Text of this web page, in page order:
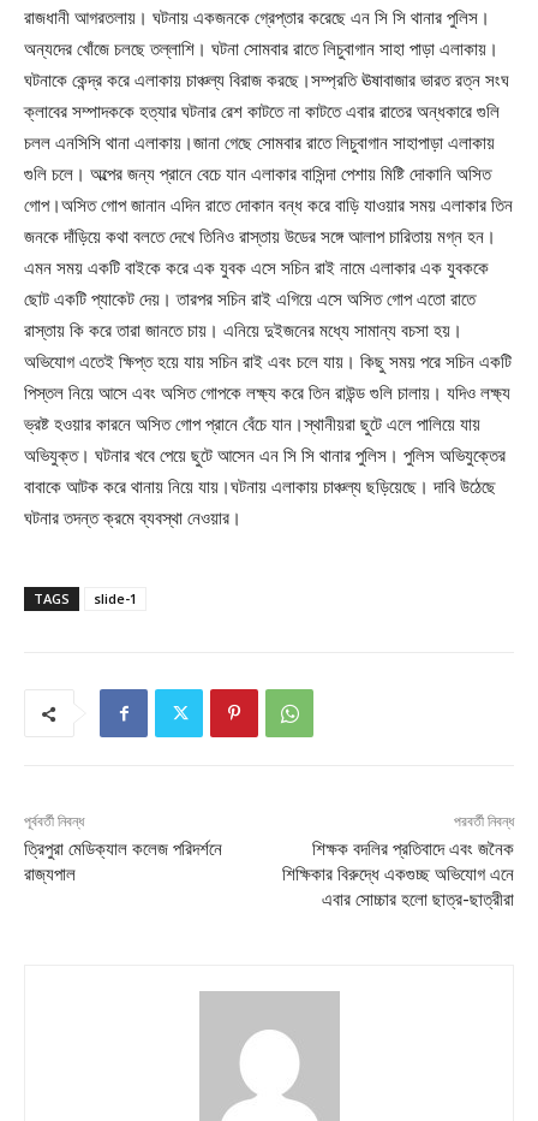
রাজধানী আগরতলায়। ঘটনায় একজনকে গ্রেপ্তার করেছে এন সি সি থানার পুলিস।
অন্যদের খোঁজে চলছে তল্লাশি। ঘটনা সোমবার রাতে লিচুবাগান সাহা পাড়া এলাকায়।
ঘটনাকে কেন্দ্র করে এলাকায় চাঞ্চল্য বিরাজ করছে।সম্প্রতি ঊষাবাজার ভারত রত্ন সংঘ
ক্লাবের সম্পাদককে হত্যার ঘটনার রেশ কাটতে না কাটতে এবার রাতের অন্ধকারে গুলি
চলল এনসিসি থানা এলাকায়।জানা গেছে সোমবার রাতে লিচুবাগান সাহাপাড়া এলাকায়
গুলি চলে। অল্পের জন্য প্রানে বেচে যান এলাকার বাসিন্দা পেশায় মিষ্টি দোকানি অসিত
গোপ।অসিত গোপ জানান এদিন রাতে দোকান বন্ধ করে বাড়ি যাওয়ার সময় এলাকার তিন
জনকে দাঁড়িয়ে কথা বলতে দেখে তিনিও রাস্তায় উডের সঙ্গে আলাপ চারিতায় মগ্ন হন।
এমন সময় একটি বাইকে করে এক যুবক এসে সচিন রাই নামে এলাকার এক যুবককে
ছোট একটি প্যাকেট দেয়। তারপর সচিন রাই এগিয়ে এসে অসিত গোপ এতো রাতে
রাস্তায় কি করে তারা জানতে চায়। এনিয়ে দুইজনের মধ্যে সামান্য বচসা হয়।
অভিযোগ এতেই ক্ষিপ্ত হয়ে যায় সচিন রাই এবং চলে যায়। কিছু সময় পরে সচিন একটি
পিস্তল নিয়ে আসে এবং অসিত গোপকে লক্ষ্য করে তিন রাউন্ড গুলি চালায়। যদিও লক্ষ্য
ভ্রষ্ট হওয়ার কারনে অসিত গোপ প্রানে বেঁচে যান।স্থানীয়রা ছুটে এলে পালিয়ে যায়
অভিযুক্ত। ঘটনার খবে পেয়ে ছুটে আসেন এন সি সি থানার পুলিস। পুলিস অভিযুক্তের
বাবাকে আটক করে থানায় নিয়ে যায়।ঘটনায় এলাকায় চাঞ্চল্য ছড়িয়েছে। দাবি উঠেছে
ঘটনার তদন্ত ক্রমে ব্যবস্থা নেওয়ার।
TAGS slide-1
পূর্ববর্তী নিবন্ধ
ত্রিপুরা মেডিক্যাল কলেজ পরিদর্শনে
রাজ্যপাল
পরবর্তী নিবন্ধ
শিক্ষক বদলির প্রতিবাদে এবং জনৈক
শিক্ষিকার বিরুদ্ধে একগুচ্ছ অভিযোগ এনে
এবার সোচ্চার হলো ছাত্র-ছাত্রীরা